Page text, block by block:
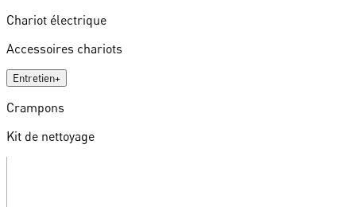
Chariot électrique
Accessoires chariots
Entretien+
Crampons
Kit de nettoyage